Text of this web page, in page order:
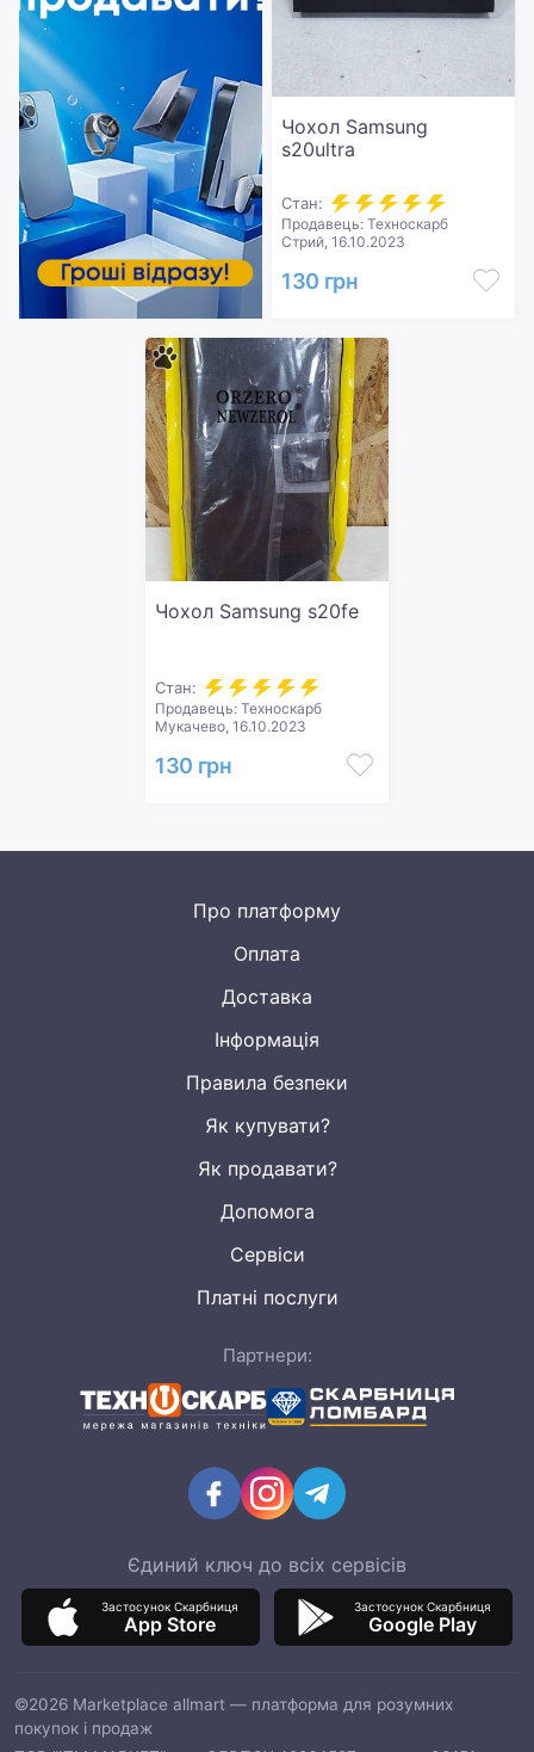
Чохол Samsung
s20ultra
Стан:
Продавець: Техноскарб
Стрий, 16.10.2023
130 грн
Чохол Samsung s20fe
Стан:
Продавець: Техноскарб
Мукачево, 16.10.2023
130 грн
Про платформу
Оплата
Доставка
Інформація
Правила безпеки
Як купувати?
Як продавати?
Допомога
Сервіси
Платні послуги
Партнери:
Єдиний ключ до всіх сервісів
Застосунок Скарбниця
App Store
Застосунок Скарбниця
Google Play
©2026 Marketplace allmart — платформа для розумних
покупок і продаж